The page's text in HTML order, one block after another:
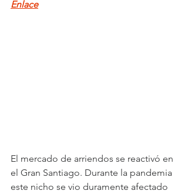
Enlace
El mercado de arriendos se reactivó en
el Gran Santiago. Durante la pandemia
este nicho se vio duramente afectado